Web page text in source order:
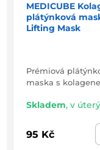
MEDICUBE
plátýnková
Lifting Mask
Prémiová
maska s
Skladem, v úterý
95 Kč